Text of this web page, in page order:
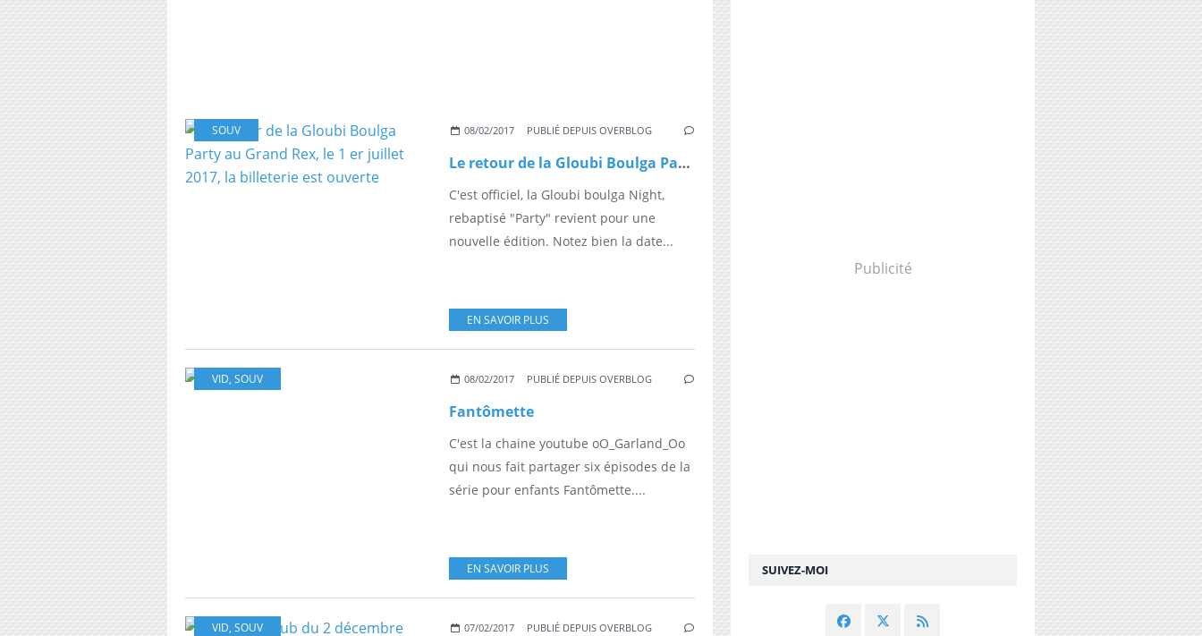
SOUV 08/02/2017 PUBLIÉ DEPUIS OVERBLOG
Le retour de la Gloubi Boulga Party au Grand Rex, le 1 er juillet 2017, la billeterie est ouverte
C'est officiel, la Gloubi boulga Night,
rebaptisé "Party" revient pour une
nouvelle édition. Notez bien la date...
EN SAVOIR PLUS
VID, SOUV 08/02/2017 PUBLIÉ DEPUIS OVERBLOG
Fantômette
C'est la chaine youtube oO_Garland_Oo
qui nous fait partager six épisodes de la
série pour enfants Fantômette....
EN SAVOIR PLUS
VID, SOUV 07/02/2017 PUBLIÉ DEPUIS OVERBLOG
SUIVEZ-MOI
Publicité